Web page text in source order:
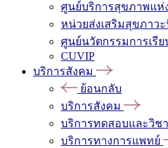
ศูนย์บริการสุขภาพแห่
หน่วยส่งเสริมสุขภาว
ศูนย์นวัตกรรมการเรีย
CUVIP
บริการสังคม
ย้อนกลับ
บริการสังคม
บริการทดสอบและวิช
บริการทางการแพทย์